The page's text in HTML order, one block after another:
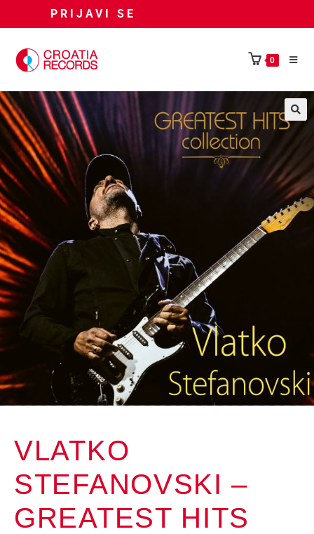
PRIJAVI SE
0
VLATKO
STEFANOVSKI –
GREATEST HITS